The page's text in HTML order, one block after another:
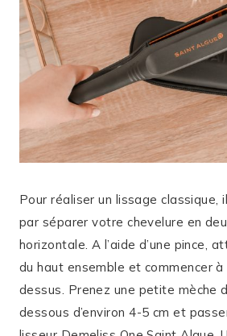
Pour réaliser un lissage classique,
par séparer votre chevelure en
horizontale. A l’aide d’une pince,
du haut ensemble et commencer
dessus. Prenez une petite mèche
dessous d’environ 4-5 cm et